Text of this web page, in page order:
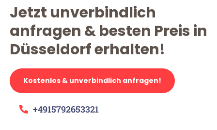
Jetzt unverbindlich
anfragen & besten Preis in
Düsseldorf erhalten!
Kostenlos & unverbindlich anfragen!
+4915792653321